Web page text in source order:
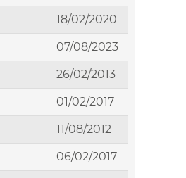
18/02/2020
07/08/2023
26/02/2013
01/02/2017
11/08/2012
06/02/2017